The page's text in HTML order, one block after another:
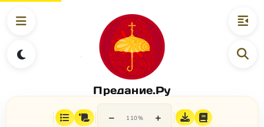
Предание.Ру
− 110% +